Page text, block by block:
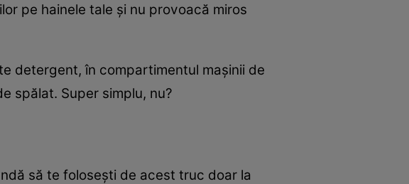
pe hainele tale şi nu provoacă miros
detergent, în compartimentul maşinii de
spălat. Super simplu, nu?
să te foloseşti de acest truc doar la